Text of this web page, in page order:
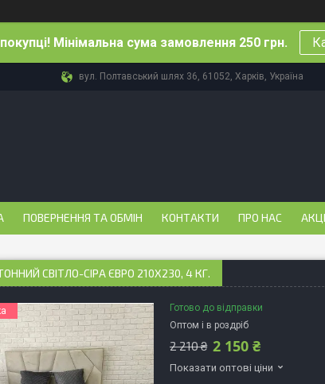
Мінімальна сума замовлення 250 грн.
вул. Полтавський шлях 36, 61052, Харків, Україна
ПОВЕРНЕННЯ ТА ОБМІН КОНТАКТИ ПРО НАС
СВІТЛО-СІРА ЄВРО 210Х230, 4 КГ.
Готово до відправки
Оптом і в роздріб
2 210 ₴ 2 150 ₴
Показати оптові ціни